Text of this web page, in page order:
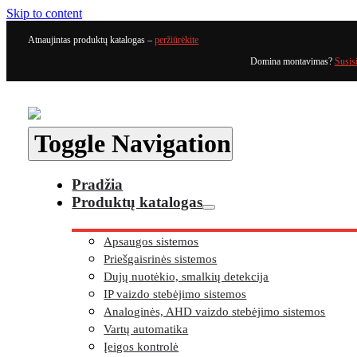
Skip to content
Atnaujintas produktų katalogas –peržiūrėkite
Domina montavimas?
Toggle Navigation
Pradžia
Produktų katalogas
Apsaugos sistemos
Priešgaisrinės sistemos
Dujų nuotėkio, smalkių detekcija
IP vaizdo stebėjimo sistemos
Analoginės, AHD vaizdo stebėjimo sistemos
Vartų automatika
Įeigos kontrolė